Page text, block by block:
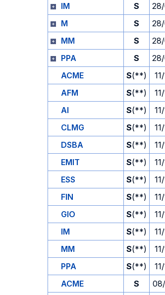
IM
S
M
S
MM
S
PPA
S
ACME
S(**)
AFM
S(**)
AI
S(**)
CLMG
S(**)
DSBA
S(**)
EMIT
S(**)
ESS
S(**)
FIN
S(**)
GIO
S(**)
IM
S(**)
MM
S(**)
PPA
S(**)
ACME
S